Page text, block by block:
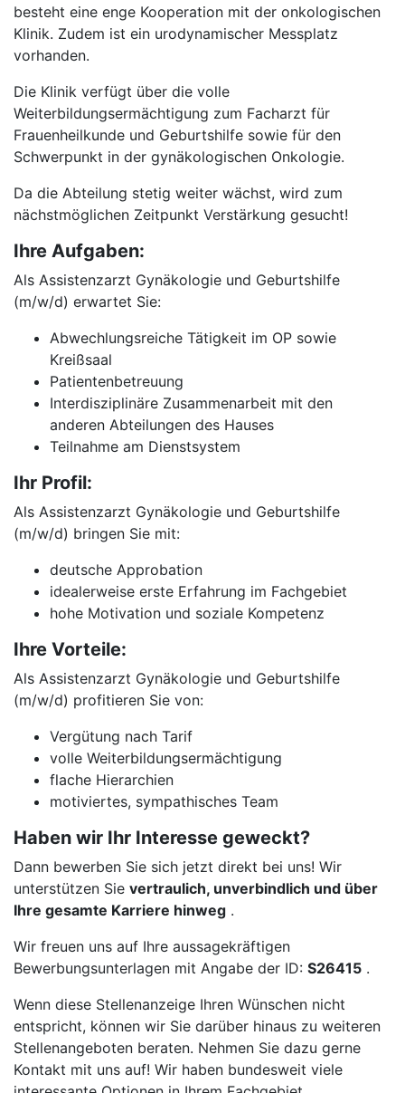
besteht eine enge Kooperation mit der onkologischen
Klinik. Zudem ist ein urodynamischer Messplatz
vorhanden.
Die Klinik verfügt über die volle
Weiterbildungsermächtigung zum Facharzt für
Frauenheilkunde und Geburtshilfe sowie für den
Schwerpunkt in der gynäkologischen Onkologie.
Da die Abteilung stetig weiter wächst, wird zum
nächstmöglichen Zeitpunkt Verstärkung gesucht!
Ihre Aufgaben:
Als Assistenzarzt Gynäkologie und Geburtshilfe
(m/w/d) erwartet Sie:
Abwechlungsreiche Tätigkeit im OP sowie
Kreißsaal
Patientenbetreuung
Interdisziplinäre Zusammenarbeit mit den
anderen Abteilungen des Hauses
Teilnahme am Dienstsystem
Ihr Profil:
Als Assistenzarzt Gynäkologie und Geburtshilfe
(m/w/d) bringen Sie mit:
deutsche Approbation
idealerweise erste Erfahrung im Fachgebiet
hohe Motivation und soziale Kompetenz
Ihre Vorteile:
Als Assistenzarzt Gynäkologie und Geburtshilfe
(m/w/d) profitieren Sie von:
Vergütung nach Tarif
volle Weiterbildungsermächtigung
flache Hierarchien
motiviertes, sympathisches Team
Haben wir Ihr Interesse geweckt?
Dann bewerben Sie sich jetzt direkt bei uns! Wir
unterstützen Sie vertraulich, unverbindlich und über
Ihre gesamte Karriere hinweg .
Wir freuen uns auf Ihre aussagekräftigen
Bewerbungsunterlagen mit Angabe der ID: S26415 .
Wenn diese Stellenanzeige Ihren Wünschen nicht
entspricht, können wir Sie darüber hinaus zu weiteren
Stellenangeboten beraten. Nehmen Sie dazu gerne
Kontakt mit uns auf! Wir haben bundesweit viele